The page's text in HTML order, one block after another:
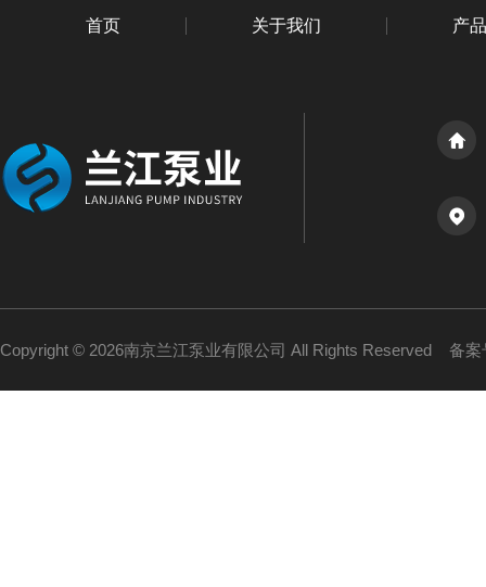
首页 关于我们 产
Copyright © 2026南京兰江泵业有限公司 All Rights Reserved 备案